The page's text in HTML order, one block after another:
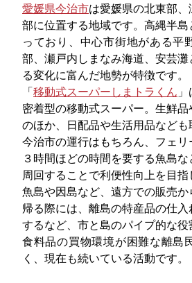
愛媛県今治市は愛媛県の北東部
部に位置する地域です。高縄半
っており、中心市街地がある平
部、瀬戸内しまなみ海道、安芸
る変化に富んだ地勢が特徴です。
「移動式スーパーしまトラくん
密着型の移動式スーパー。生鮮
のほか、日配品や生活用品なども
今治市の運行はもちろん、フェ
３時間ほどの時間を要する魚島
周回することで利便性向上を目指
魚島や因島など、遠方での販売
帰る際には、離島の特産品の仕
するなど、市と島のパイプ的な役
食料品の買物環境が困難な離島
く、現在も続いている活動です。